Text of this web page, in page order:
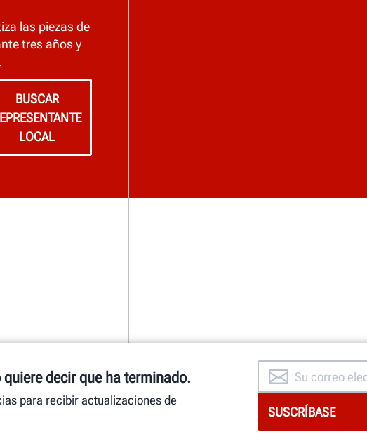
las piezas de
tres años y
BUSCAR
LOCAL
decir que ha terminado.
para recibir actualizaciones de